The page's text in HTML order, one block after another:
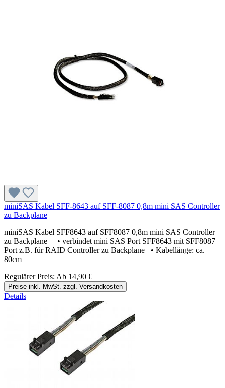
miniSAS Kabel SFF-8643 auf SFF-8087 0,8m mini SAS Controller
zu Backplane
miniSAS Kabel SFF8643 auf SFF8087 0,8m mini SAS Controller
zu Backplane • verbindet mini SAS Port SFF8643 mit SFF8087
Port z.B. für RAID Controller zu Backplane • Kabellänge: ca.
80cm
Regulärer Preis: Ab 14,90 €
Preise inkl. MwSt. zzgl. Versandkosten
Details